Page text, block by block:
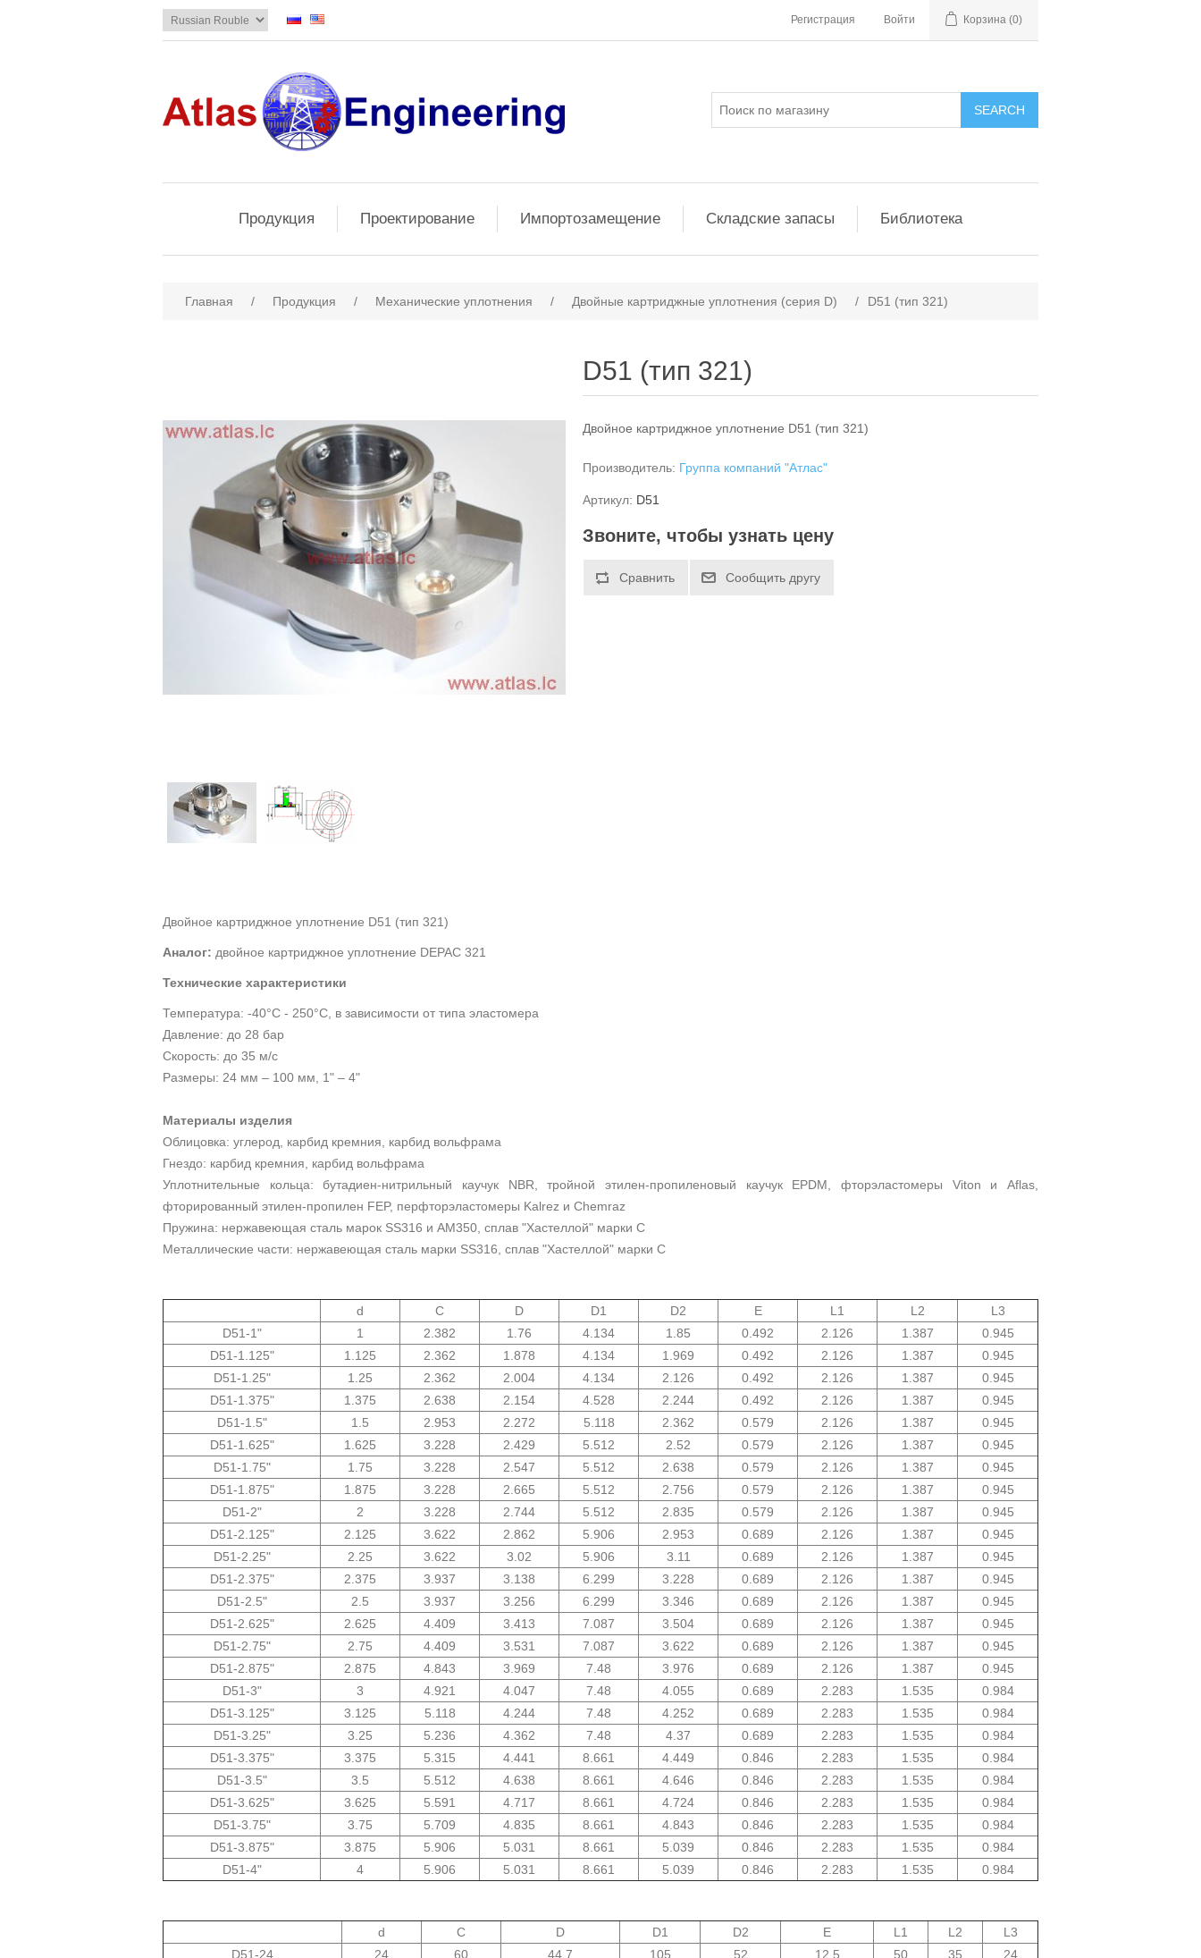
Регистрация Войти Корзина (0)
Продукция Проектирование Импортозамещение Складские запасы Библиотека
Главная / Продукция / Механические уплотнения / Двойные картриджные уплотнения (серия D) / D51 (тип 321)
D51 (тип 321)
Двойное картриджное уплотнение D51 (тип 321)
Производитель: Группа компаний "Атлас"
Артикул: D51
Звоните, чтобы узнать цену
Двойное картриджное уплотнение D51 (тип 321)
Аналог: двойное картриджное уплотнение DEPAC 321
Технические характеристики
Температура: -40°С - 250°С, в зависимости от типа эластомера
Давление: до 28 бар
Скорость: до 35 м/с
Размеры: 24 мм – 100 мм, 1" – 4"
Материалы изделия
Облицовка: углерод, карбид кремния, карбид вольфрама
Гнездо: карбид кремния, карбид вольфрама
Уплотнительные кольца: бутадиен-нитрильный каучук NBR, тройной этилен-пропиленовый каучук EPDM, фторэластомеры Viton и Aflas,
фторированный этилен-пропилен FEP, перфторэластомеры Kalrez и Chemraz
Пружина: нержавеющая сталь марок SS316 и AM350, сплав "Хастеллой" марки С
Металлические части: нержавеющая сталь марки SS316, сплав "Хастеллой" марки С
d C D D1 D2 E L1 L2
L3
"D51-1
1 2.382 1.76 4.134 1.85 0.492 2.126 1.387
0.945
"1.125-D51
1.125 2.362 1.878 4.134 1.969 0.492 2.126 1.387
0.945
"D51-1.25
1.25 2.362 2.004 4.134 2.126 0.492 2.126 1.387
0.945
"1.375-D51
1.375 2.638 2.154 4.528 2.244 0.492 2.126 1.387
0.945
"1.5-D51
1.5 2.953 2.272 5.118 2.362 0.579 2.126 1.387
0.945
"1.625-D51
1.625 3.228 2.429 5.512 2.52 0.579 2.126 1.387
0.945
"1.75-D51
1.75 3.228 2.547 5.512 2.638 0.579 2.126 1.387
0.945
"1.875-D51
1.875 3.228 2.665 5.512 2.756 0.579 2.126 1.387
0.945
"2-D51
2 3.228 2.744 5.512 2.835 0.579 2.126 1.387
0.945
D51-2.125"
2.125 3.622 2.862 5.906 2.953 0.689 2.126 1.387
0.945
D51-2.25"
2.25 3.622 3.02 5.906 3.11 0.689 2.126 1.387
0.945
D51-2.375"
2.375 3.937 3.138 6.299 3.228 0.689 2.126 1.387
0.945
D51-2.5"
2.5 3.937 3.256 6.299 3.346 0.689 2.126 1.387
0.945
D51-2.625"
2.625 4.409 3.413 7.087 3.504 0.689 2.126 1.387
0.945
D51-2.75"
2.75 4.409 3.531 7.087 3.622 0.689 2.126 1.387
0.945
D51-2.875"
2.875 4.843 3.969 7.48 3.976 0.689 2.126 1.387
0.945
D51-3"
3 4.921 4.047 7.48 4.055 0.689 2.283 1.535
0.984
D51-3.125"
3.125 5.118 4.244 7.48 4.252 0.689 2.283 1.535
0.984
D51-3.25"
3.25 5.236 4.362 7.48 4.37 0.689 2.283 1.535
0.984
D51-3.375"
3.375 5.315 4.441 8.661 4.449 0.846 2.283 1.535
0.984
D51-3.5"
3.5 5.512 4.638 8.661 4.646 0.846 2.283 1.535
0.984
D51-3.625"
3.625 5.591 4.717 8.661 4.724 0.846 2.283 1.535
0.984
D51-3.75"
3.75 5.709 4.835 8.661 4.843 0.846 2.283 1.535
0.984
D51-3.875"
3.875 5.906 5.031 8.661 5.039 0.846 2.283 1.535
0.984
D51-4"
4 5.906 5.031 8.661 5.039 0.846 2.283 1.535 0.984
d C D D1 D2 E L1 L2
L3
D51-24
24 60 44.7 105 52 12.5 50 35
24